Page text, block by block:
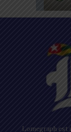
Lomegraph est